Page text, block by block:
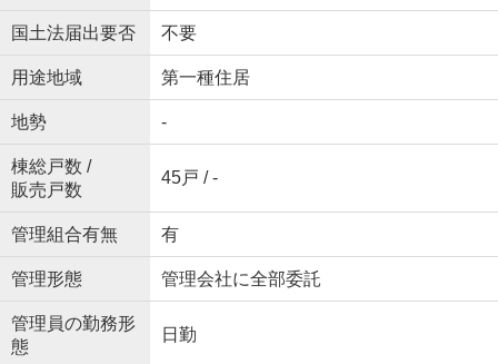
国土法届出要否 不要
用途地域 第一種住居
地勢 -
棟総戸数 /
販売戸数
45戸 / -
管理組合有無 有
管理形態 管理会社に全部委託
管理員の勤務形
態
日勤